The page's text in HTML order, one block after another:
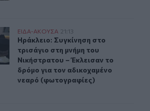
στο τρισάγιο στη μνήμη του
ΕΙΔΑ-ΑΚΟΥΣΑ 21:13
Ηράκλειο: Συγκίνηση στο
Ηράκλειο: Συγκίνηση στο
τρισάγιο στη μνήμη του
Νικήστρατου – Έκλεισαν το
δρόμο για τον αδικοχαμένο
νεαρό (φωτογραφίες)